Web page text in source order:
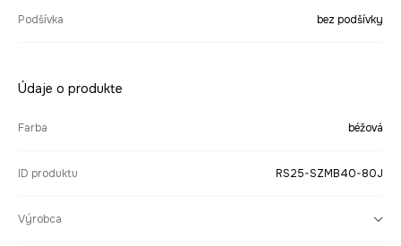
Podšívka bez podšívky
Údaje o produkte
Farba béžová
ID produktu RS25-SZMB40-80J
Výrobca